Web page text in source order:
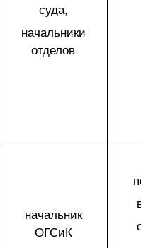
суда,
начальники
отделов
начальник
ОГСиК